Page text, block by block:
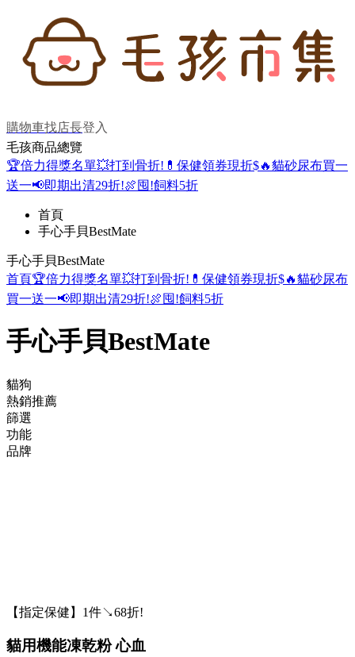
購物車找店長登入
毛孩商品總覽
🏆倍力得獎名單💥打到骨折! 💊保健領券現折$🔥貓砂尿布買一
送一📢即期出清29折!🍖囤!飼料5折
首頁
手心手貝BestMate
手心手貝BestMate
首頁🏆倍力得獎名單💥打到骨折! 💊保健領券現折$🔥貓砂尿布
買一送一📢即期出清29折!🍖囤!飼料5折
手心手貝BestMate
貓狗
熱銷推薦
篩選
功能
品牌
【指定保健】1件↘68折!
貓用機能凍乾粉 心血